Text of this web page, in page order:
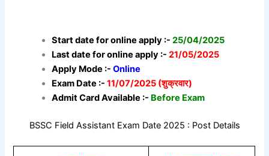
Start date for online apply :-25/04/2025
Last date for online apply :-21/05/2025
Apply Mode :-Online
Exam Date :- 11/07/2025 (शुक्रवार)
Admit Card Available :- Before Exam
BSSC Field Assistant Exam Date 2025 : Post Details